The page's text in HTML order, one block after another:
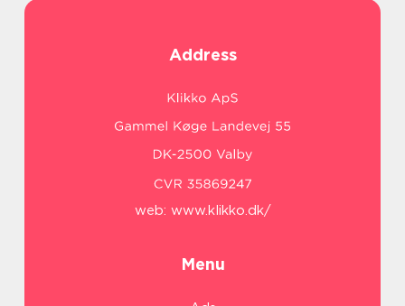
Address
web: www.klikko.dk/
Menu